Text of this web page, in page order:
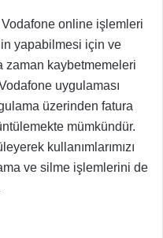
Vodafone online işlemleri
yapabilmesi için ve
zaman kaybetmemeleri
uygulaması
üzerinden fatura
mümkündür.
kullanımlarımızı
ve silme işlemlerini de